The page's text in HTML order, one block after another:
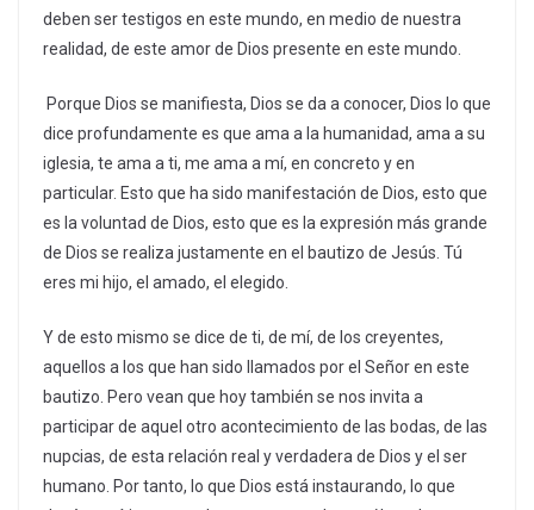
deben ser testigos en este mundo, en medio de nuestra
realidad, de este amor de Dios presente en este mundo.
Porque Dios se manifiesta, Dios se da a conocer, Dios lo que
dice profundamente es que ama a la humanidad, ama a su
iglesia, te ama a ti, me ama a mí, en concreto y en
particular. Esto que ha sido manifestación de Dios, esto que
es la voluntad de Dios, esto que es la expresión más grande
de Dios se realiza justamente en el bautizo de Jesús. Tú
eres mi hijo, el amado, el elegido.
Y de esto mismo se dice de ti, de mí, de los creyentes,
aquellos a los que han sido llamados por el Señor en este
bautizo. Pero vean que hoy también se nos invita a
participar de aquel otro acontecimiento de las bodas, de las
nupcias, de esta relación real y verdadera de Dios y el ser
humano. Por tanto, lo que Dios está instaurando, lo que